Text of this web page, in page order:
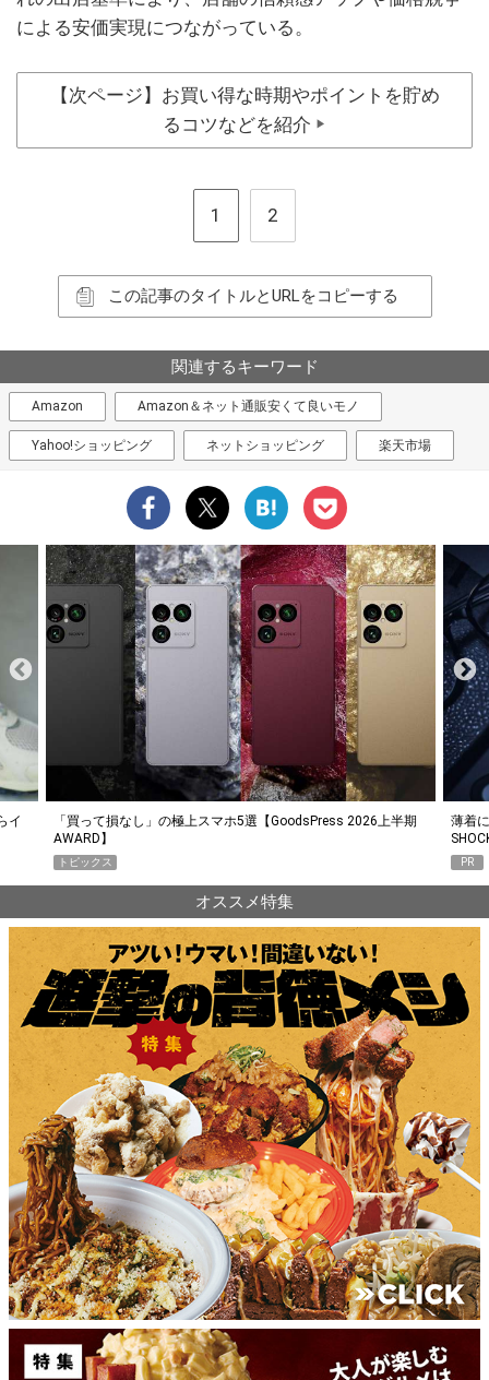
による安価実現につながっている。
【次ページ】お買い得な時期やポイントを貯め
るコツなどを紹介 ▶
1 2
この記事のタイトルとURLをコピーする
関連するキーワード
Amazon Amazon＆ネット通販安くて良いモノ
Yahoo!ショッピング ネットショッピング 楽天市場
イ
「買って損なし」の極上スマホ5選【GoodsPress 2026上半期
AWARD】
トピックス
薄着
PR
オススメ特集